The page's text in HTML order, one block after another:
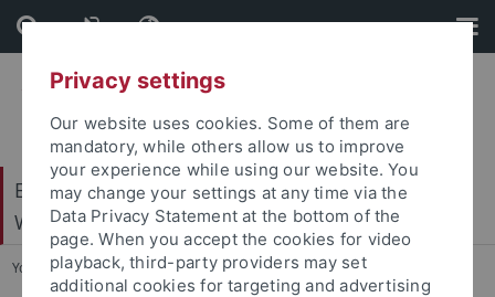
Skip
to
content
Skip
to
footer
Exzellenzcluster – Maschinelles Lernen für die
Wissenschaft
You are here: Startseite ... Home
Privacy settings
Our website uses cookies. Some of them are
mandatory, while others allow us to improve
your experience while using our website. You
may change your settings at any time via the
Data Privacy Statement at the bottom of the
page. When you accept the cookies for video
playback, third-party providers may set
additional cookies for targeting and advertising